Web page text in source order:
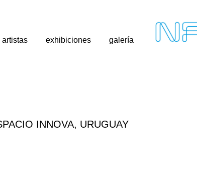
artistas exhibiciones galería
INNOVA, URUGUAY